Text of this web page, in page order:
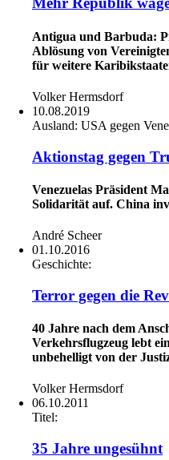
Antigua und Barbuda:
Ablösung von
für weitere
Volker Hermsdorf
10.08.2019
Ausland: USA gegen
Aktionstag gegen
Venezuelas Präsident
Solidarität auf. China
André Scheer
01.10.2016
Geschichte:
Terror gegen die
40 Jahre nach dem
Verkehrsflugzeug lebt
unbehelligt von der
Volker Hermsdorf
06.10.2011
Titel:
35 Jahre ungesühnt